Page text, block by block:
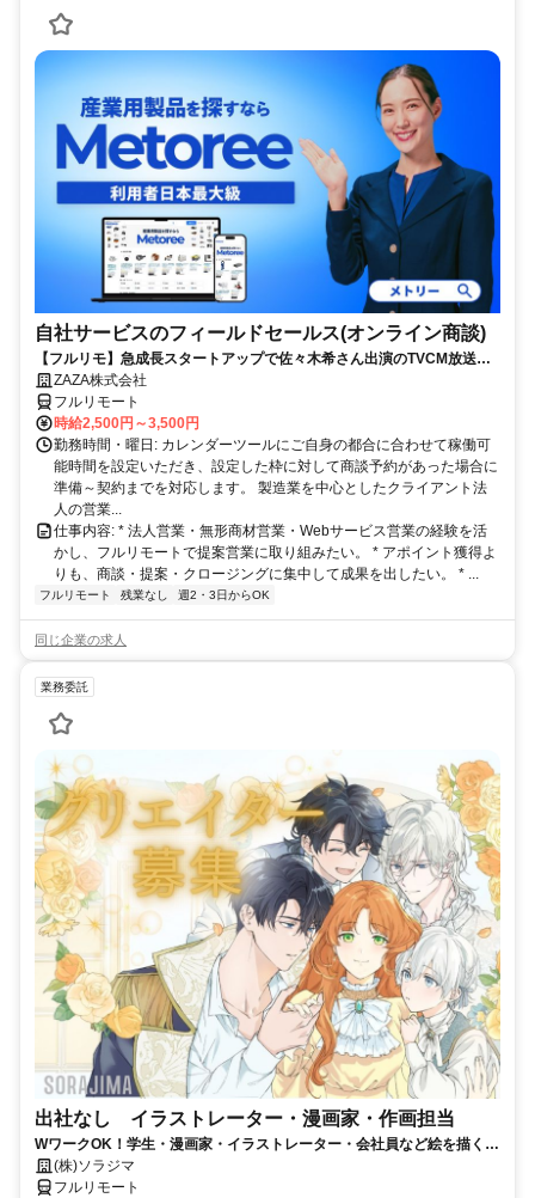
自社サービスのフィールドセールス(オンライン商談)
【フルリモ】急成長スタートアップで佐々木希さん出演のTVCM放送中
の自社プロダクトを提案◎顧客課題の解決が得意な方急募│20～40代ま
で幅広く活躍
ZAZA株式会社
フルリモート
時給2,500円～3,500円
勤務時間・曜日: カレンダーツールにご自身の都合に合わせて稼働可
能時間を設定いただき、設定した枠に対して商談予約があった場合に
準備～契約までを対応します。 製造業を中心としたクライアント法
人の営業...
仕事内容: * 法人営業・無形商材営業・Webサービス営業の経験を活
かし、フルリモートで提案営業に取り組みたい。 * アポイント獲得よ
りも、商談・提案・クロージングに集中して成果を出したい。 * ...
フルリモート 残業なし 週2・3日からOK
同じ企業の求人
業務委託
出社なし イラストレーター・漫画家・作画担当
WワークOK！学生・漫画家・イラストレーター・会社員など絵を描くこ
とがお好きな方を大募集！！
(株)ソラジマ
フルリモート